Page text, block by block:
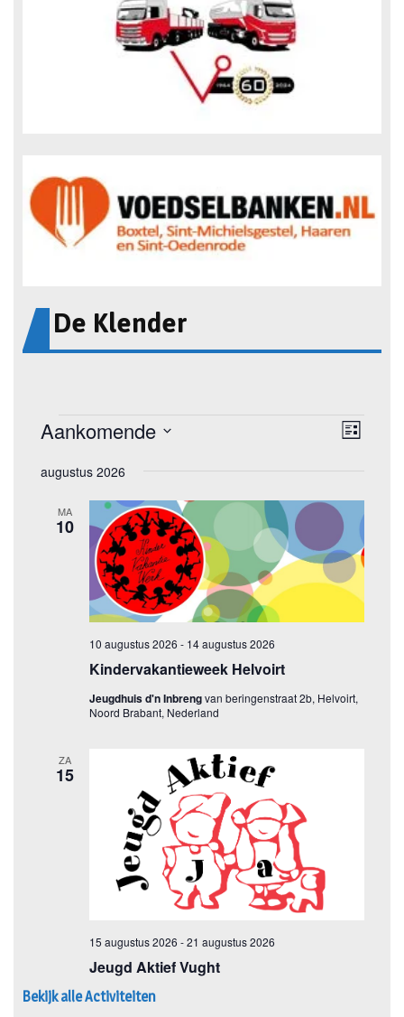
De Klender
Bekijk alle Activiteiten